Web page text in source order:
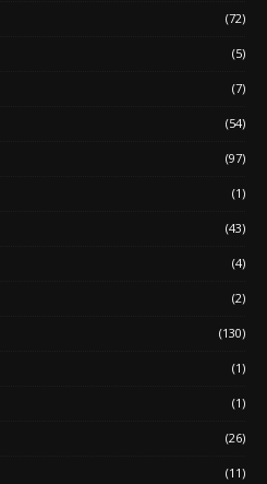
(72)
(5)
(7)
(54)
(97)
(1)
(43)
(4)
(2)
(130)
(1)
(1)
(26)
(11)